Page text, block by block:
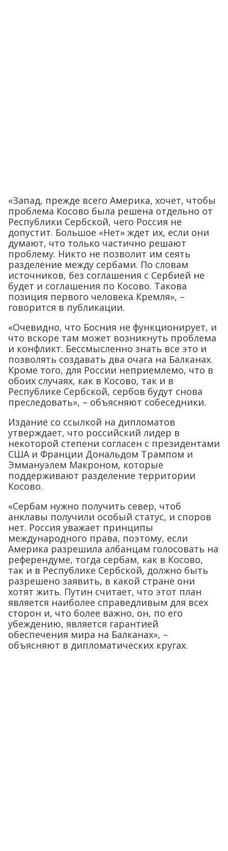
«Запад, прежде всего Америка, хочет, чтобы
проблема Косово была решена отдельно от
Республики Сербской, чего Россия не
допустит. Большое «Нет» ждет их, если они
думают, что только частично решают
проблему. Никто не позволит им сеять
разделение между сербами. По словам
источников, без соглашения с Сербией не
будет и соглашения по Косово. Такова
позиция первого человека Кремля», –
говорится в публикации.
«Очевидно, что Босния не функционирует, и
что вскоре там может возникнуть проблема
и конфликт. Бессмысленно знать все это и
позволять создавать два очага на Балканах.
Кроме того, для России неприемлемо, что в
обоих случаях, как в Косово, так и в
Республике Сербской, сербов будут снова
преследовать», – объясняют собеседники.
Издание со ссылкой на дипломатов
утверждает, что российский лидер в
некоторой степени согласен с президентами
США и Франции Дональдом Трампом и
Эммануэлем Макроном, которые
поддерживают разделение территории
Косово.
«Сербам нужно получить север, чтоб
анклавы получили особый статус, и споров
нет. Россия уважает принципы
международного права, поэтому, если
Америка разрешила албанцам голосовать на
референдуме, тогда сербам, как в Косово,
так и в Республике Сербской, должно быть
разрешено заявить, в какой стране они
хотят жить. Путин считает, что этот план
является наиболее справедливым для всех
сторон и, что более важно, он, по его
убеждению, является гарантией
обеспечения мира на Балканах», –
объясняют в дипломатических кругах.